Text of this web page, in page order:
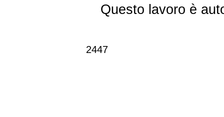
Questo lavoro è
2447